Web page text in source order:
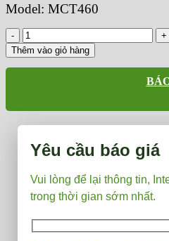
Model: MCT460
NIR
Online
MCT
460
số
Thêm vào giỏ hàng
Yêu cầu báo giá
Vui lòng để lại thông tin,
trong thời gian sớm nhất.